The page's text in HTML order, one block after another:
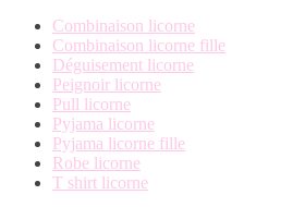
Combinaison licorne
Combinaison licorne fille
Déguisement licorne
Peignoir licorne
Pull licorne
Pyjama licorne
Pyjama licorne fille
Robe licorne
T shirt licorne